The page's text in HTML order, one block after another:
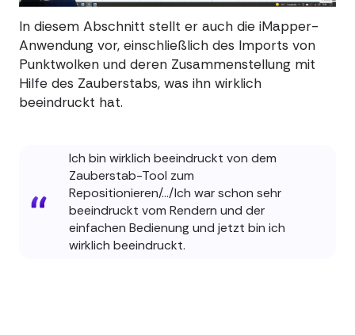
In diesem Abschnitt stellt er auch die iMapper-
Anwendung vor, einschließlich des Imports von
Punktwolken und deren Zusammenstellung mit
Hilfe des Zauberstabs, was ihn wirklich
beeindruckt hat.
Ich bin wirklich beeindruckt von dem
Zauberstab-Tool zum
Repositionieren/.../Ich war schon sehr
beeindruckt vom Rendern und der
einfachen Bedienung und jetzt bin ich
wirklich beeindruckt.